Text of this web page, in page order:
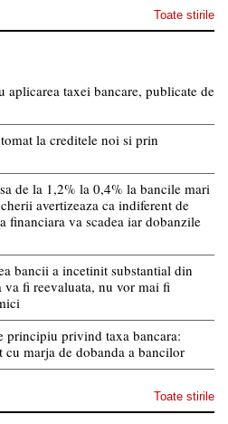
Toate stirile
taxei bancare, publicate de
la creditele noi si prin
de la 1,2% la 0,4% la bancile mari
avertizeaza ca indiferent de
financiara va scadea iar dobanzile
bancii a incetinit substantial din
va fi reevaluata, nu vor mai fi
principiu privind taxa bancara:
marja de dobanda a bancilor
Toate stirile